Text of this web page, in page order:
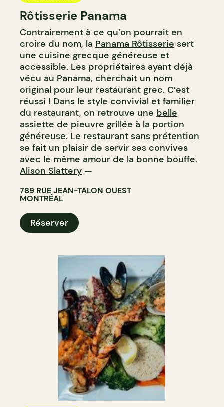
Rôtisserie Panama
Contrairement à ce qu’on pourrait en
croire du nom, la Panama Rôtisserie sert
une cuisine grecque généreuse et
accessible. Les propriétaires ayant déjà
vécu au Panama, cherchait un nom
original pour leur restaurant grec. C’est
réussi ! Dans le style convivial et familier
du restaurant, on retrouve une belle
assiette de pieuvre grillée à la portion
généreuse. Le restaurant sans prétention
se fait un plaisir de servir ses convives
avec le même amour de la bonne bouffe.
Alison Slattery —
789 RUE JEAN-TALON OUEST
MONTRÉAL
Réserver